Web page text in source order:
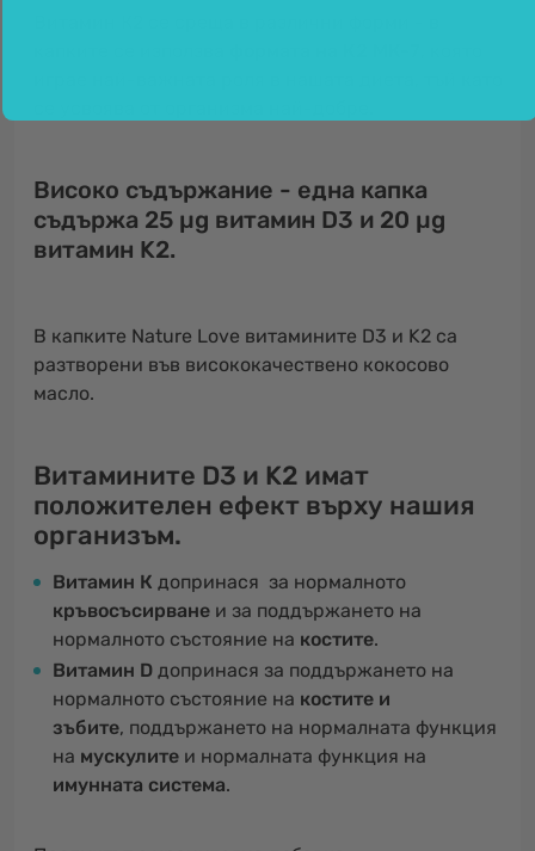
Високо съдържание - една капка
съдържа 25 µg витамин D3 и 20 µg
витамин K2.
В капките Nature Love витамините D3 и K2 са
разтворени във висококачествено кокосово
масло.
Витамините D3 и K2 имат
положителен ефект върху нашия
организъм.
Витамин К допринася за нормалното
кръвосъсирване и за поддържането на
нормалното състояние на костите.
Витамин D допринася за поддържането на
нормалното състояние на костите и
зъбите, поддържането на нормалната функция
на мускулите и нормалната функция на
имунната система.